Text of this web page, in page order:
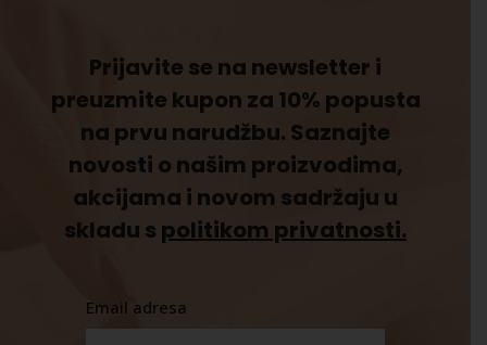
Prijavite se na newsletter i
preuzmite kupon za 10% popusta
na prvu narudžbu. Saznajte
novosti o našim proizvodima,
akcijama i novom sadržaju u
skladu s politikom privatnosti.
Email adresa